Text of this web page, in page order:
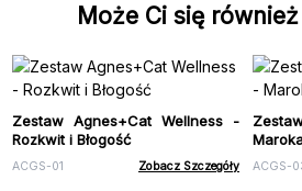
Może Ci się
Zestaw Agnes+Cat Wellness -
Rozkwit i Błogość
ACGS-01 Zobacz Szczegóły ACGS-